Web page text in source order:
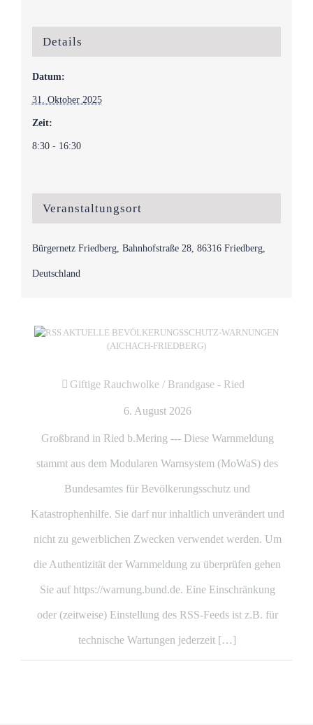
Details
Datum:
31. Oktober 2025
Zeit:
8:30 - 16:30
Veranstaltungsort
Bürgernetz Friedberg, Bahnhofstraße 28, 86316 Friedberg,
Deutschland
AKTUELLE BEVÖLKERUNGSSCHUTZ-WARNUNGEN
(AICHACH-FRIEDBERG)
Giftige Rauchwolke / Brandgase - Ried
6. August 2026
Großbrand in Ried b.Mering --- Diese Warnmeldung
stammt aus dem Modularen Warnsystem (MoWaS) des
Bundesamtes für Bevölkerungsschutz und
Katastrophenhilfe. Sie darf nur inhaltlich unverändert und
nicht zu gewerblichen Zwecken verwendet werden. Um
die Authentizität der Warnmeldung zu überprüfen gehen
Sie auf https://warnung.bund.de. Eine Einschränkung
oder (zeitweise) Einstellung des RSS-Feeds ist z.B. für
technische Wartungen jederzeit […]